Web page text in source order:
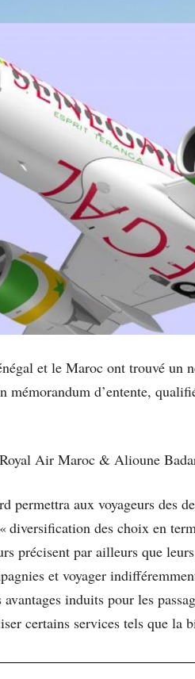
et le Maroc ont trouvé un
d’entente,
Air Maroc & Alioune
permettra aux voyageurs des
diversification des choix en
précisent par ailleurs que
et voyager
induits pour les
certains services tels que la